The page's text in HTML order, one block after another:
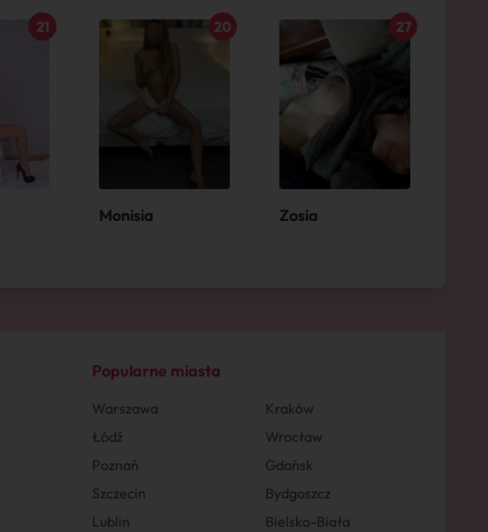
21
Monisia
20
Zosia
27
Popularne miasta
Warszawa
Kraków
Łódź
Wrocław
Poznań
Gdańsk
Szczecin
Bydgoszcz
Lublin
Bielsko-Biała